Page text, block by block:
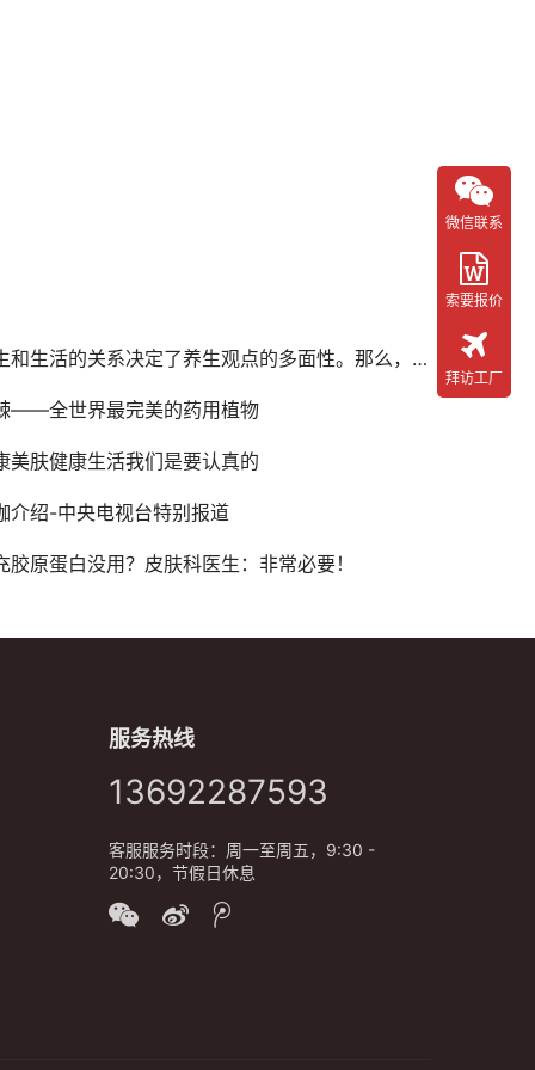
活的关系决定了养生观点的多面性。那么，什么是养生？为什么要养生？如何养生？ 什么是养生？
——全世界最完美的药用植物
美肤健康生活我们是要认真的
介绍-中央电视台特别报道
胶原蛋白没用？皮肤科医生：非常必要！
服务热线
13692287593
客服服务时段：周一至周五，9:30 -
20:30，节假日休息
微信联系
索要报价
拜访工厂